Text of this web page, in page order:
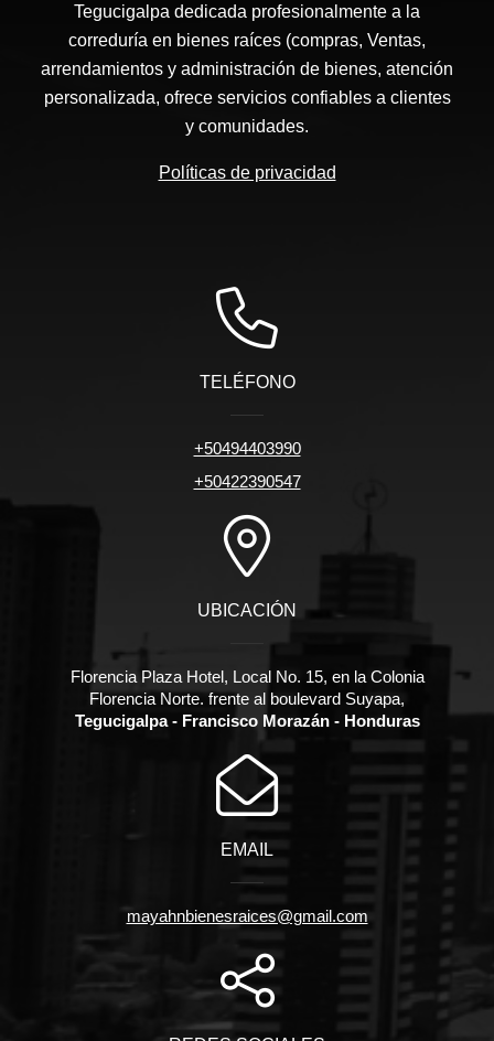
Tegucigalpa dedicada profesionalmente a la
correduría en bienes raíces (compras, Ventas,
arrendamientos y administración de bienes, atención
personalizada, ofrece servicios confiables a clientes
y comunidades.
Políticas de privacidad
TELÉFONO
+50494403990
+50422390547
UBICACIÓN
Florencia Plaza Hotel, Local No. 15, en la Colonia
Florencia Norte. frente al boulevard Suyapa,
Tegucigalpa - Francisco Morazán - Honduras
EMAIL
mayahnbienesraices@gmail.com